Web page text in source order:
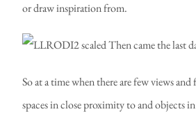
or draw inspiration from.
So at a time when there are few views
spaces in close proximity to and objects